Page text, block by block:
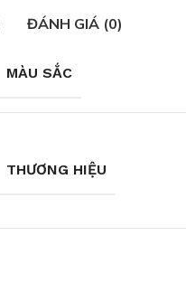
ĐÁNH GIÁ (0)
MÀU SẮC
THƯƠNG HIỆU